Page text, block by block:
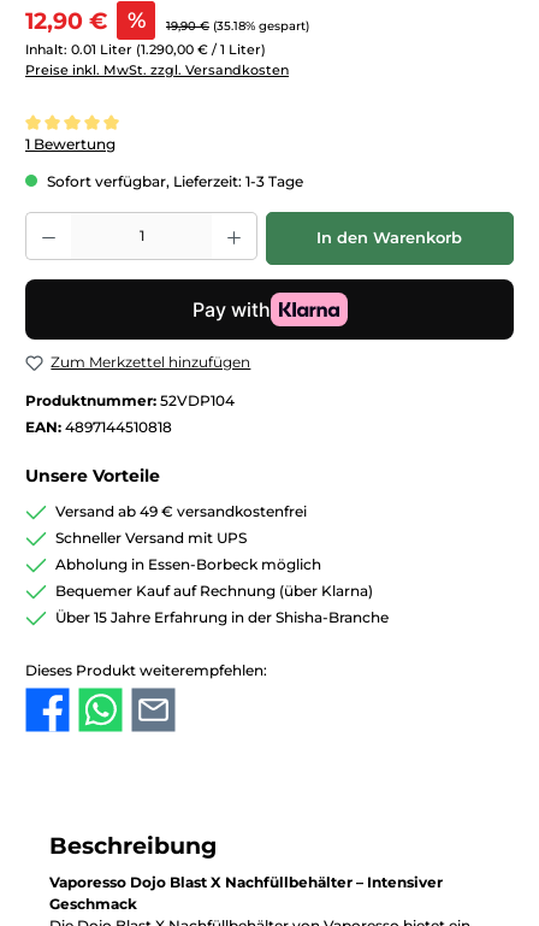
Verkaufspreis:
12,90 € % Regulärer Preis:
19,90 € (35.18% gespart)
Inhalt: 0.01 Liter (1.290,00 € / 1 Liter)
Preise inkl. MwSt. zzgl. Versandkosten
Durchschnittliche Bewertung von 5 von 5 Sternen
1 Bewertung
Sofort verfügbar, Lieferzeit: 1-3 Tage
Produkt Anzahl: Gib den gewünschten Wert ein oder benutze die
In den Warenkorb
Zum Merkzettel hinzufügen
Produktnummer: 52VDP104
EAN: 4897144510818
Unsere Vorteile
Versand ab 49 € versandkostenfrei
Schneller Versand mit UPS
Abholung in Essen-Borbeck möglich
Bequemer Kauf auf Rechnung (über Klarna)
Über 15 Jahre Erfahrung in der Shisha-Branche
Dieses Produkt weiterempfehlen:
Beschreibung
Vaporesso Dojo Blast X Nachfüllbehälter – Intensiver
Geschmack